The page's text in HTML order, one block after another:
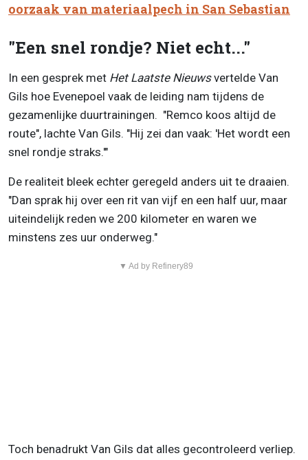
oorzaak van materiaalpech in San Sebastian
"Een snel rondje? Niet echt..."
In een gesprek met Het Laatste Nieuwsvertelde Van
Gils hoe Evenepoel vaak de leiding nam tijdens de
gezamenlijke duurtrainingen. "Remco koos altijd de
route", lachte Van Gils. "Hij zei dan vaak: 'Het wordt een
snel rondje straks.'"
De realiteit bleek echter geregeld anders uit te draaien.
"Dan sprak hij over een rit van vijf en een half uur, maar
uiteindelijk reden we 200 kilometer en waren we
minstens zes uur onderweg."
▼ Ad by Refinery89
Toch benadrukt Van Gils dat alles gecontroleerd verliep.